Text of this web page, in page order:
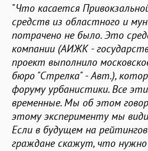
"Что касается
средств из областного и
потрачено не было. Это
компании (АИЖК -
проект выполнило
бюро "Стрелка" - Авт.),
форуму урбанистики. Все
временные. Мы об этом
этому эксперименту мы
Если в будущем на
граждане скажут, что